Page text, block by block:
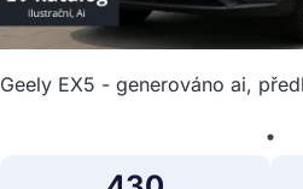
Geely EX5 - generováno ai,